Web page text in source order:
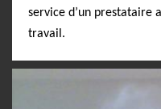
service d’un prestataire
travail.